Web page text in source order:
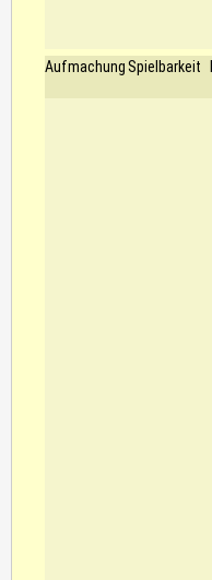
Aufmachung Spielbarkeit